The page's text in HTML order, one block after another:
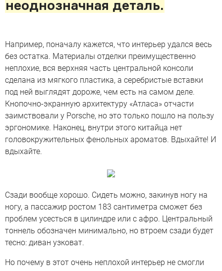
неоднозначная деталь.
Например, поначалу кажется, что интерьер удался весь
без остатка. Материалы отделки преимущественно
неплохие, вся верхняя часть центральной консоли
сделана из мягкого пластика, а серебристые вставки
под ней выглядят дороже, чем есть на самом деле.
Кнопочно-экранную архитектуру «Атласа» отчасти
заимствовали у Porsche, но это только пошло на пользу
эргономике. Наконец, внутри этого китайца нет
головокружительных фенольных ароматов. Вдыхайте! И
вдыхайте.
Сзади вообще хорошо. Сидеть можно, закинув ногу на
ногу, а пассажир ростом 183 сантиметра сможет без
проблем усесться в цилиндре или с афро. Центральный
тоннель обозначен минимально, но втроем сзади будет
тесно: диван узковат.
Но почему в этот очень неплохой интерьер не смогли